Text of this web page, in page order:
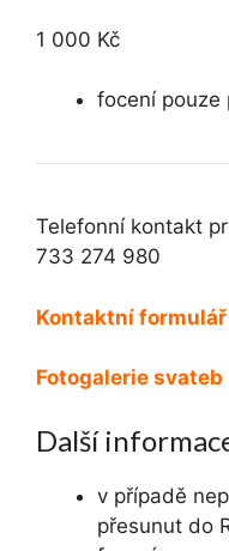
1 000 Kč
focení pouze
Telefonní kontakt
733 274 980
Kontaktní
Fotogalerie svateb
Další
v případě
přesunut do